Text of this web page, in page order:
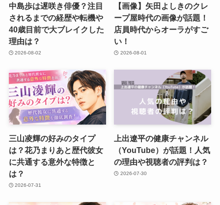
中島歩は遅咲き俳優？注目
されるまでの経歴や転機や
40歳目前で大ブレイクした
理由は？
2026-08-02
【画像】矢田よしきのクレ
ープ屋時代の画像が話題！
店員時代からオーラがすご
い！
2026-08-01
三山凌輝の好みのタイプ
は？花乃まりあと歴代彼女
に共通する意外な特徴と
は？
2026-07-31
上出遼平の健康チャンネル
（YouTube）が話題！人気
の理由や視聴者の評判は？
2026-07-30